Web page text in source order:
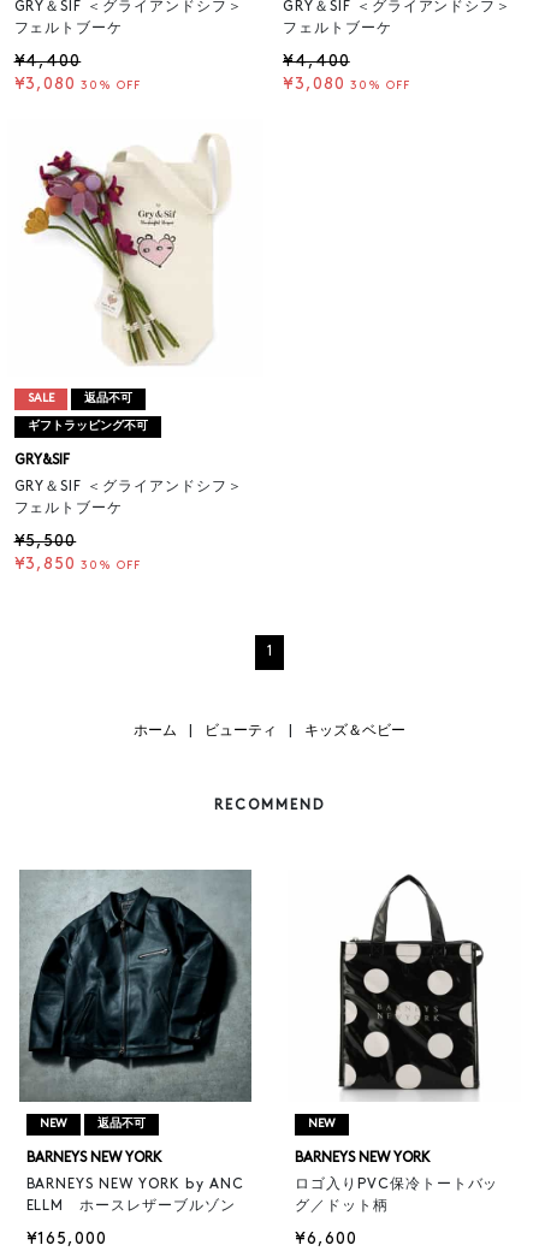
GRY＆SIF ＜グライアンドシフ＞
フェルトブーケ
¥4,400
¥3,080 30% OFF
GRY＆SIF ＜グライアンドシフ＞
フェルトブーケ
¥4,400
¥3,080 30% OFF
SALE 返品不可
ギフトラッピング不可
GRY&SIF
GRY＆SIF ＜グライアンドシフ＞
フェルトブーケ
¥5,500
¥3,850 30% OFF
1
ホーム ビューティ キッズ＆ベビー
RECOMMEND
NEW 返品不可
BARNEYS NEW YORK
BARNEYS NEW YORK by ANC
ELLM ホースレザーブルゾン
¥165,000
NEW
BARNEYS NEW YORK
ロゴ入りPVC保冷トートバッ
グ／ドット柄
¥6,600